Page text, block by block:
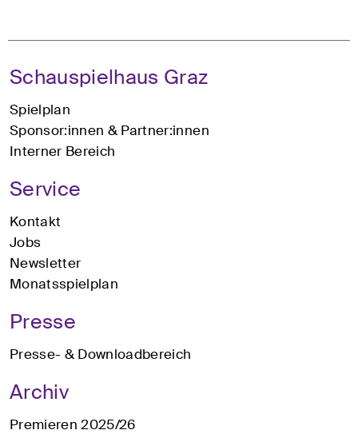
Schauspielhaus Graz
Spielplan
Sponsor:innen & Partner:innen
Interner Bereich
Service
Kontakt
Jobs
Newsletter
Monatsspielplan
Presse
Presse- & Downloadbereich
Archiv
Premieren 2025/26